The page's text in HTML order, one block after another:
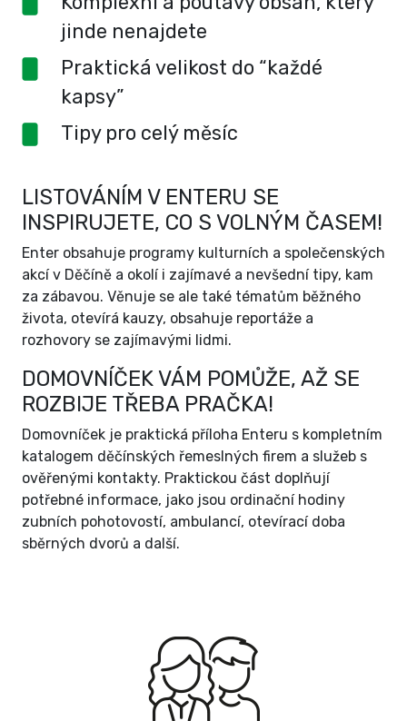
jinde nenajdete
Praktická velikost do “každé
kapsy”
Tipy pro celý měsíc
LISTOVÁNÍM V ENTERU SE
INSPIRUJETE, CO S VOLNÝM ČASEM!
Enter obsahuje programy kulturních a společenských
akcí v Děčíně a okolí i zajímavé a nevšední tipy, kam
za zábavou. Věnuje se ale také tématům běžného
života, otevírá kauzy, obsahuje reportáže a
rozhovory se zajímavými lidmi.
DOMOVNÍČEK VÁM POMŮŽE, AŽ SE
ROZBIJE TŘEBA PRAČKA!
Domovníček je praktická příloha Enteru s kompletním
katalogem děčínských řemeslných firem a služeb s
ověřenými kontakty. Praktickou část doplňují
potřebné informace, jako jsou ordinační hodiny
zubních pohotovostí, ambulancí, otevírací doba
sběrných dvorů a další.